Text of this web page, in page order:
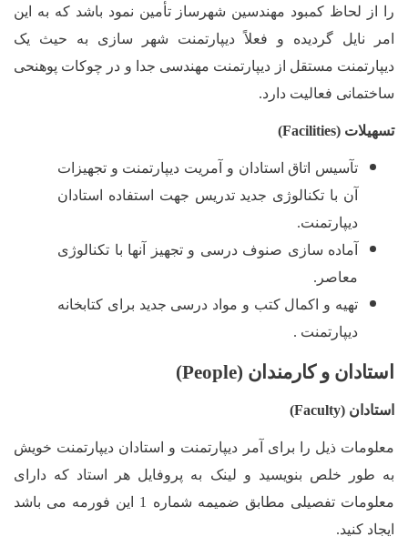
را از لحاظ کمبود مهندسین شهرساز تأمین نمود باشد که به این
امر نایل گردیده و فعلاً دیپارتمنت شهر سازی به حیث یک
دیپارتمنت مستقل از دیپارتمنت مهندسی جدا و در چوکات پوهنحی
ساختمانی فعالیت دارد.
تسهیلات (Facilities)
تآسیس اتاق استادان و آمریت دیپارتمنت و تجهیزات
آن با تکنالوژی جدید تدریس جهت استفاده استادان
دیپارتمنت.
آماده سازی صنوف درسی و تجهیز آنها با تکنالوژی
معاصر.
تهیه و اکمال کتب و مواد درسی جدید برای کتابخانه
دیپارتمنت .
استادان و کارمندان (People
)
استادان (Faculty
)
معلومات ذیل را برای آمر دیپارتمنت و استادان دیپارتمنت خویش
به طور خلص بنویسید و لینک به پروفایل هر استاد که دارای
معلومات تفصیلی مطابق ضمیمه شماره 1 این فورمه می باشد
ایجاد کنید.